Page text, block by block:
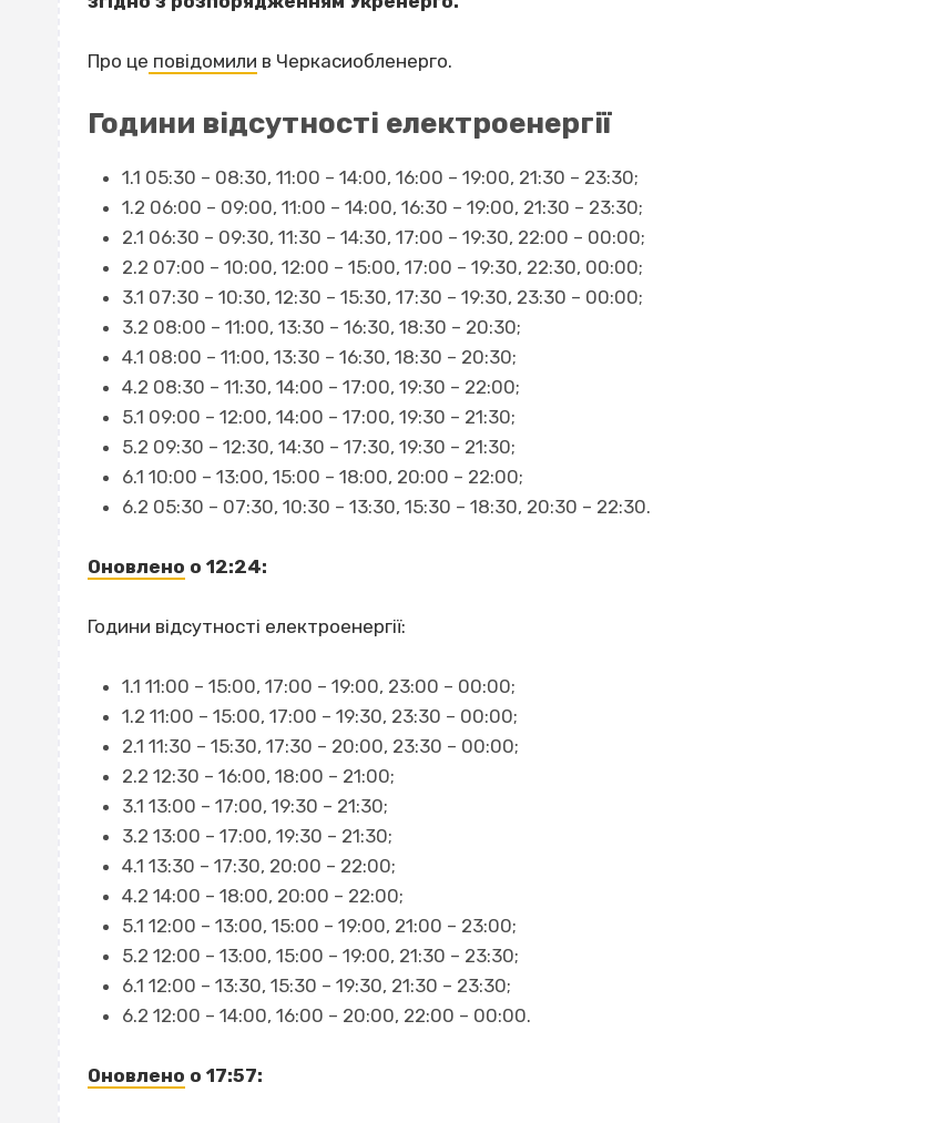
Про це повідомили в Черкасиобленерго.
Години відсутності електроенергії
1.1 05:30 – 08:30, 11:00 – 14:00, 16:00 – 19:00, 21:30 – 23:30;
1.2 06:00 – 09:00, 11:00 – 14:00, 16:30 – 19:00, 21:30 – 23:30;
2.1 06:30 – 09:30, 11:30 – 14:30, 17:00 – 19:30, 22:00 – 00:00;
2.2 07:00 – 10:00, 12:00 – 15:00, 17:00 – 19:30, 22:30, 00:00;
3.1 07:30 – 10:30, 12:30 – 15:30, 17:30 – 19:30, 23:30 – 00:00;
3.2 08:00 – 11:00, 13:30 – 16:30, 18:30 – 20:30;
4.1 08:00 – 11:00, 13:30 – 16:30, 18:30 – 20:30;
4.2 08:30 – 11:30, 14:00 – 17:00, 19:30 – 22:00;
5.1 09:00 – 12:00, 14:00 – 17:00, 19:30 – 21:30;
5.2 09:30 – 12:30, 14:30 – 17:30, 19:30 – 21:30;
6.1 10:00 – 13:00, 15:00 – 18:00, 20:00 – 22:00;
6.2 05:30 – 07:30, 10:30 – 13:30, 15:30 – 18:30, 20:30 – 22:30.
Оновлено о 12:24:
Години відсутності електроенергії:
1.1 11:00 – 15:00, 17:00 – 19:00, 23:00 – 00:00;
1.2 11:00 – 15:00, 17:00 – 19:30, 23:30 – 00:00;
2.1 11:30 – 15:30, 17:30 – 20:00, 23:30 – 00:00;
2.2 12:30 – 16:00, 18:00 – 21:00;
3.1 13:00 – 17:00, 19:30 – 21:30;
3.2 13:00 – 17:00, 19:30 – 21:30;
4.1 13:30 – 17:30, 20:00 – 22:00;
4.2 14:00 – 18:00, 20:00 – 22:00;
5.1 12:00 – 13:00, 15:00 – 19:00, 21:00 – 23:00;
5.2 12:00 – 13:00, 15:00 – 19:00, 21:30 – 23:30;
6.1 12:00 – 13:30, 15:30 – 19:30, 21:30 – 23:30;
6.2 12:00 – 14:00, 16:00 – 20:00, 22:00 – 00:00.
Оновлено о 17:57: